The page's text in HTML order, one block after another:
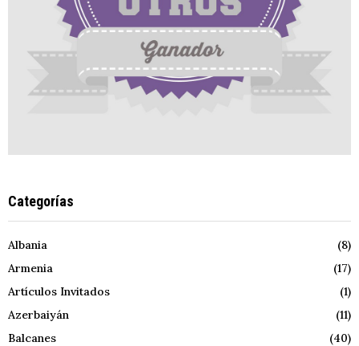
Categorías
Albania
(8)
Armenia
(17)
Artículos Invitados
(1)
Azerbaiyán
(11)
Balcanes
(40)